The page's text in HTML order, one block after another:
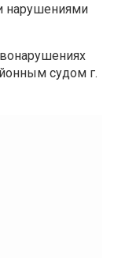
нарушениями
судом г.